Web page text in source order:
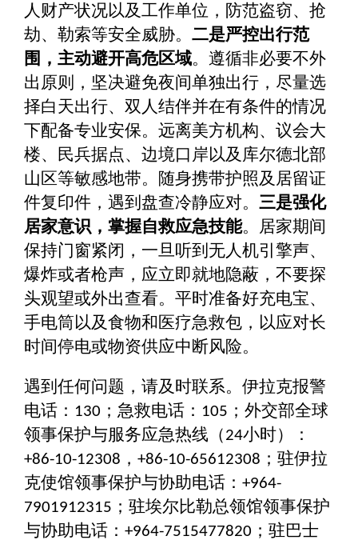
人财产状况以及工作单位，防范盗窃、抢
劫、勒索等安全威胁。 二是严控出行范
围，主动避开高危区域。遵循非必要不外
出原则，坚决避免夜间单独出行，尽量选
择白天出行、双人结伴并在有条件的情况
下配备专业安保。远离美方机构、议会大
楼、民兵据点、边境口岸以及库尔德北部
山区等敏感地带。随身携带护照及居留证
件复印件，遇到盘查冷静应对。 三是强化
居家意识，掌握自救应急技能。居家期间
保持门窗紧闭，一旦听到无人机引擎声、
爆炸或者枪声，应立即就地隐蔽，不要探
头观望或外出查看。平时准备好充电宝、
手电筒以及食物和医疗急救包，以应对长
时间停电或物资供应中断风险。
遇到任何问题，请及时联系。伊拉克报警
电话： 130 ；急救电话： 105 ；外交部全球
领事保护与服务应急热线（24小时）：
+86-10-12308 ， +86-10-65612308 ；驻伊拉
克使馆领事保护与协助电话： +964-
7901912315 ；驻埃尔比勒总领馆领事保护
与协助电话： +964-7515477820 ；驻巴士